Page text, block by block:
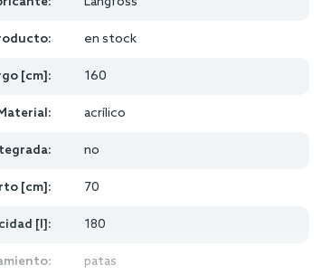
en stock
[cm]: 160
acrílico
no
[cm]: 70
[l]: 180
patas